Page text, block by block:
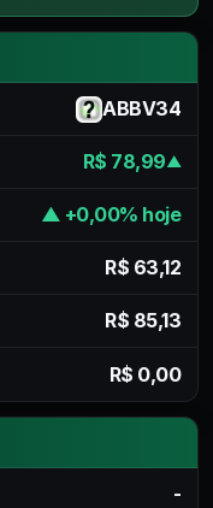
ABBV34
R$ 78,99▲
▲ +0,00% hoje
R$ 63,12
R$ 85,13
R$ 0,00
-